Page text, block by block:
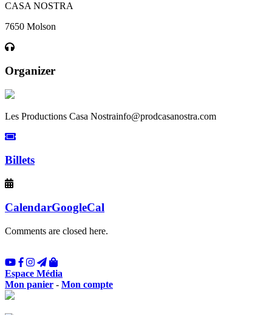
CASA NOSTRA
7650 Molson
Organizer
Les Productions Casa Nostrainfo@prodcasanostra.com
Billets
CalendarGoogleCal
Comments are closed here.
Espace Média
Mon panier - Mon compte